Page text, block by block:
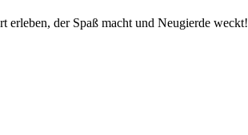
erleben, der Spaß macht und Neugierde weckt!